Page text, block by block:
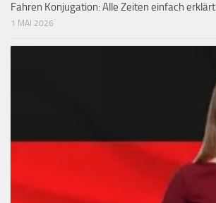
Fahren Konjugation: Alle Zeiten einfach erklärt
1 MAI 2026